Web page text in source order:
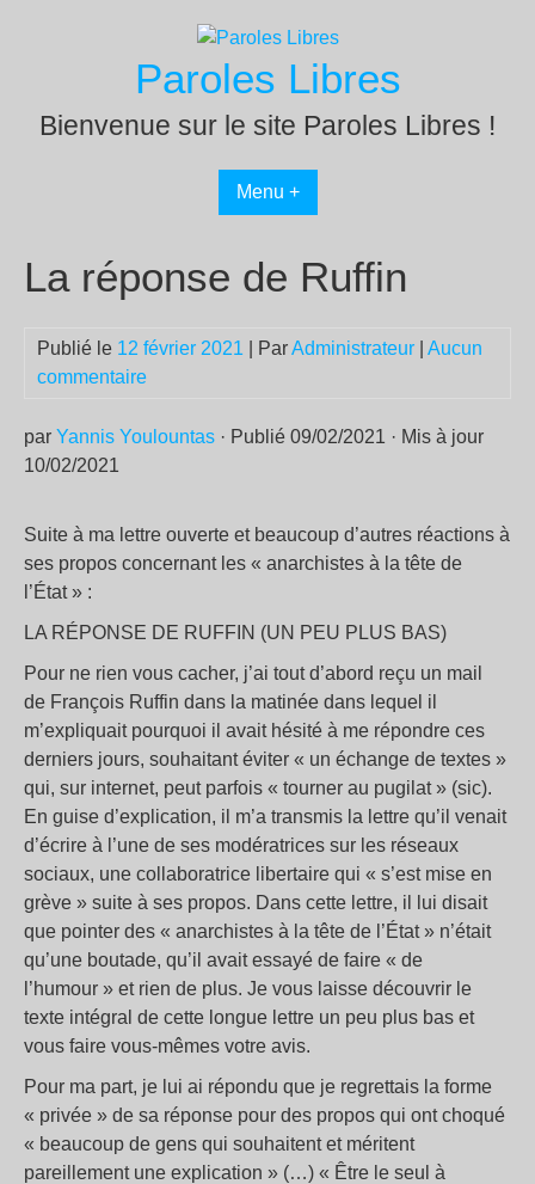
Paroles Libres
Bienvenue sur le site Paroles Libres !
Menu +
La réponse de Ruffin
Publié le 12 février 2021 | ParAdministrateur
Aucun
commentaire
par Yannis Youlountas · Publié 09/02/2021 · Mis à jour
10/02/2021
Suite à ma lettre ouverte et beaucoup d’autres réactions à
ses propos concernant les « anarchistes à la tête de
l’État » :
LA RÉPONSE DE RUFFIN (UN PEU PLUS BAS)
Pour ne rien vous cacher, j’ai tout d’abord reçu un mail
de François Ruffin dans la matinée dans lequel il
m’expliquait pourquoi il avait hésité à me répondre ces
derniers jours, souhaitant éviter « un échange de textes »
qui, sur internet, peut parfois « tourner au pugilat » (sic).
En guise d’explication, il m’a transmis la lettre qu’il venait
d’écrire à l’une de ses modératrices sur les réseaux
sociaux, une collaboratrice libertaire qui « s’est mise en
grève » suite à ses propos. Dans cette lettre, il lui disait
que pointer des « anarchistes à la tête de l’État » n’était
qu’une boutade, qu’il avait essayé de faire « de
l’humour » et rien de plus. Je vous laisse découvrir le
texte intégral de cette longue lettre un peu plus bas et
vous faire vous-mêmes votre avis.
Pour ma part, je lui ai répondu que je regrettais la forme
« privée » de sa réponse pour des propos qui ont choqué
« beaucoup de gens qui souhaitent et méritent
pareillement une explication » (…) « Être le seul à